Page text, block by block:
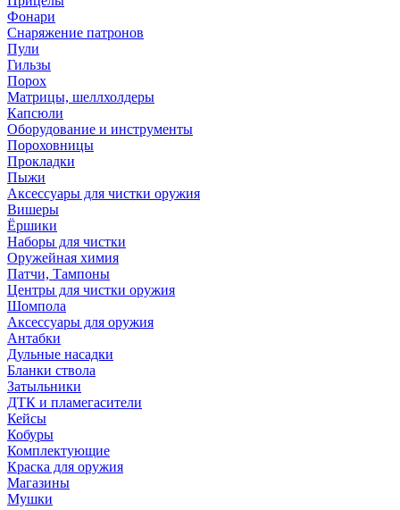
Фонари
Снаряжение патронов
Пули
Гильзы
Порох
Матрицы, шеллхолдеры
Капсюли
Оборудование и инструменты
Пороховницы
Прокладки
Пыжи
Аксессуары для чистки оружия
Вишеры
Ёршики
Наборы для чистки
Оружейная химия
Патчи, Тампоны
Центры для чистки оружия
Шомпола
Аксессуары для оружия
Антабки
Дульные насадки
Бланки ствола
Затыльники
ДТК и пламегасители
Кейсы
Кобуры
Комплектующие
Краска для оружия
Магазины
Мушки